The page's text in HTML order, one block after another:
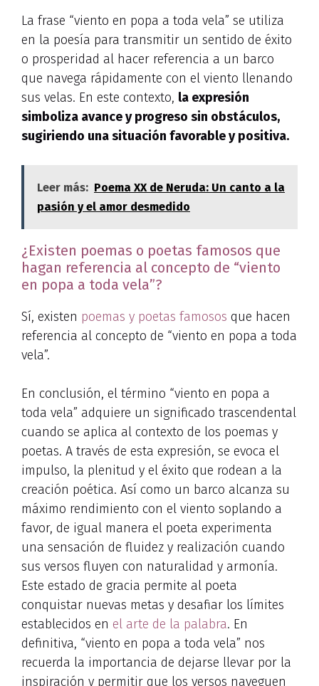
La frase “viento en popa a toda vela” se utiliza
en la poesía para transmitir un sentido de éxito
o prosperidad al hacer referencia a un barco
que navega rápidamente con el viento llenando
sus velas. En este contexto, la expresión
simboliza avance y progreso sin obstáculos,
sugiriendo una situación favorable y positiva.
Leer más: Poema XX de Neruda: Un canto a la
pasión y el amor desmedido
¿Existen poemas o poetas famosos que
hagan referencia al concepto de “viento
en popa a toda vela”?
Sí, existen poemas y poetas famosos que hacen
referencia al concepto de “viento en popa a toda
vela”.
En conclusión, el término “viento en popa a
toda vela” adquiere un significado trascendental
cuando se aplica al contexto de los poemas y
poetas. A través de esta expresión, se evoca el
impulso, la plenitud y el éxito que rodean a la
creación poética. Así como un barco alcanza su
máximo rendimiento con el viento soplando a
favor, de igual manera el poeta experimenta
una sensación de fluidez y realización cuando
sus versos fluyen con naturalidad y armonía.
Este estado de gracia permite al poeta
conquistar nuevas metas y desafiar los límites
establecidos en el arte de la palabra. En
definitiva, “viento en popa a toda vela” nos
recuerda la importancia de dejarse llevar por la
inspiración y permitir que los versos naveguen